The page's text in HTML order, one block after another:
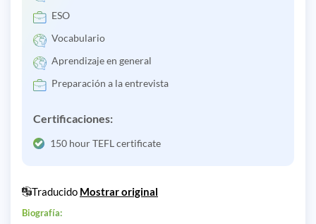
ESO
Vocabulario
Aprendizaje en general
Preparación a la entrevista
Certificaciones:
150 hour TEFL certificate
Traducido Mostrar original
Biografía: